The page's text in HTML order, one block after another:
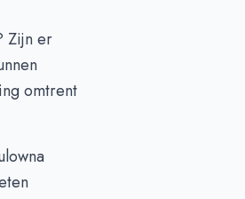
Zijn er
omtrent